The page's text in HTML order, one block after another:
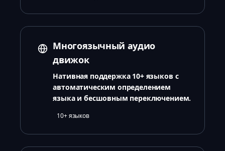
Многоязычный аудио
движок
Нативная поддержка 10+ языков с
автоматическим определением
языка и бесшовным переключением.
10+ языков